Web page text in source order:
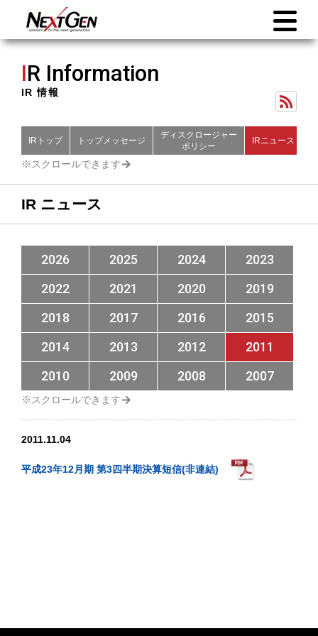
IR Information
IR 情報
IRトップ トップメッセージ
ディスクロージャー
ポリシー
IRニュース
IR ニュース
2026 2025 2024
2023
2022
2021 2020
2019
2018
2017 2016
2015
2014
2013 2012
2011
2010
2009 2008 2007
2011.11.04
平成23年12月期 第3四半期決算短信(非連結)